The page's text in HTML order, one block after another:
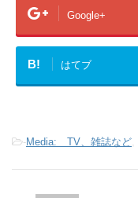
Google+
B! はてブ
-Media: TV、雑誌など